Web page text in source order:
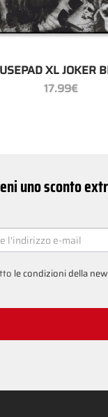
XL JOKER
17.99€
uno sconto
le condizioni della